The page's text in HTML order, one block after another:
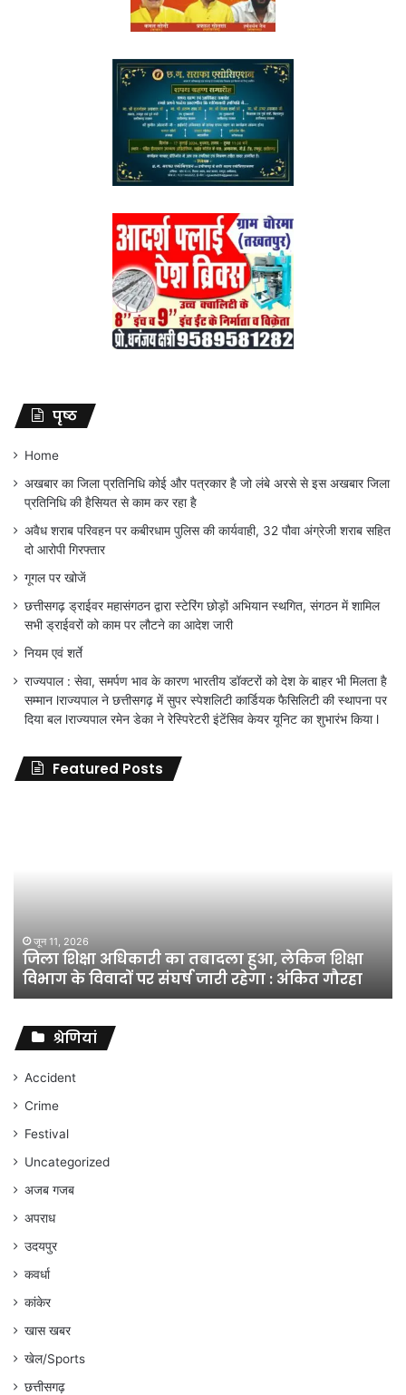
पृष्ठ
Home
अखबार का जिला प्रतिनिधि कोई और पत्रकार है जो लंबे अरसे से इस अखबार जिला
प्रतिनिधि की हैसियत से काम कर रहा है
अवैध शराब परिवहन पर कबीरधाम पुलिस की कार्यवाही, 32 पौवा अंग्रेजी शराब सहित
दो आरोपी गिरफ्तार
गूगल पर खोजें
छत्तीसगढ़ ड्राईवर महासंगठन द्वारा स्टेरिंग छोड़ों अभियान स्थगित, संगठन में शामिल
सभी ड्राईवरों को काम पर लौटने का आदेश जारी
नियम एवं शर्ते
राज्यपाल : सेवा, समर्पण भाव के कारण भारतीय डॉक्टरों को देश के बाहर भी मिलता है
सम्मान lराज्यपाल ने छत्तीसगढ़ में सुपर स्पेशलिटी कार्डियक फैसिलिटी की स्थापना पर
दिया बल lराज्यपाल रमेन डेका ने रेस्पिरेटरी इंटेंसिव केयर यूनिट का शुभारंभ किया l
Featured Posts
शिक्षा
विभाग
विवादों
संघर्ष
जारी
रहेगा
अंकित
गौरहा
जून 11, 2026
जिला शिक्षा अधिकारी का तबादला हुआ, लेकिन शिक्षा
विभाग के विवादों पर संघर्ष जारी रहेगा : अंकित गौरहा
श्रेणियां
Accident
Crime
Festival
Uncategorized
अजब गजब
अपराध
उदयपुर
कवर्धा
कांकेर
खास खबर
खेल/Sports
छत्तीसगढ़